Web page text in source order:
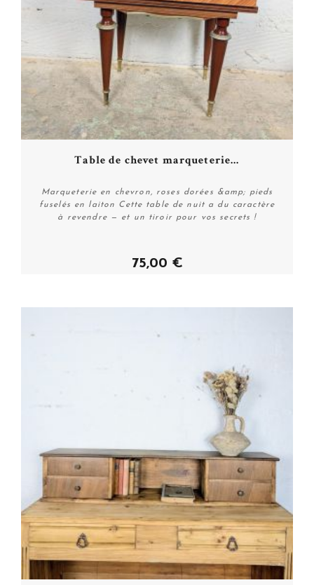
Acheter
Table de chevet marqueterie...
Marqueterie en chevron, roses dorées &amp; pieds
fuselés en laiton Cette table de nuit a du caractère
à revendre — et un tiroir pour vos secrets !
75,00 €